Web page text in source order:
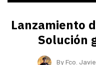
Lanzamiento
Solución
ByFco.